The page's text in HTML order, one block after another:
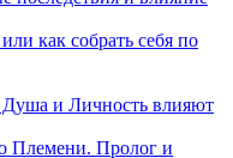
как собрать себя по
и Личность влияют
Племени. Пролог и